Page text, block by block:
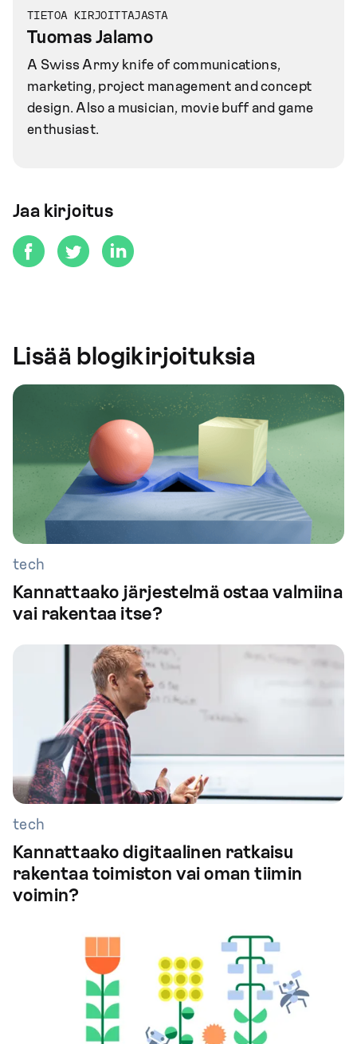
A Swiss Army knife of communications,
marketing, project management and concept
design. Also a musician, movie buff and game
enthusiast.
TIETOA KIRJOITTAJASTA
Tuomas Jalamo
Jaa kirjoitus
Lisää blogikirjoituksia
tech
Kannattaako järjestelmä ostaa valmiina
vai rakentaa itse?
tech
Kannattaako digitaalinen ratkaisu
rakentaa toimiston vai oman tiimin
voimin?